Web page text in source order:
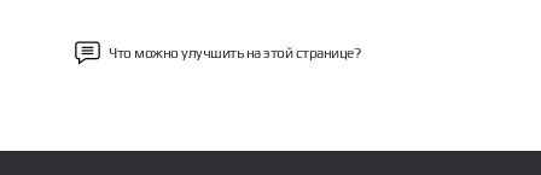
Что можно улучшить на этой странице?